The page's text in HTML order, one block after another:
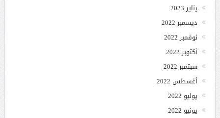
يناير 2023
ديسمبر 2022
نوفمبر 2022
أكتوبر 2022
سبتمبر 2022
أغسطس 2022
يوليو 2022
يونيو 2022